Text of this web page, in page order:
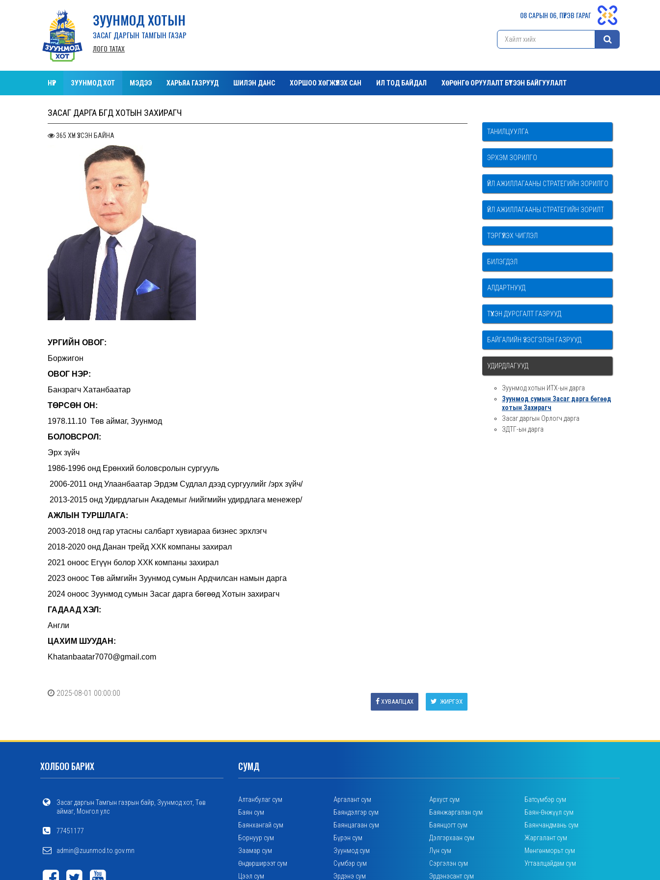
ЗУУНМОД ХОТЫН
ЗАСАГ ДАРГЫН ТАМГЫН ГАЗАР
ЛОГО ТАТАХ
08 САРЫН 06, ПҮРЭВ ГАРАГ
НҮҮР ЗУУНМОД ХОТ МЭДЭЭ ХАРЬЯА ГАЗРУУД ШИЛЭН ДАНС ХОРШОО ХӨГЖҮҮЛЭХ САН ИЛ ТОД БАЙДАЛ ХӨРӨНГӨ ОРУУЛАЛТ БҮТЭЭН БАЙГУУЛАЛТ
ЗАСАГ ДАРГА БӨГӨӨД ХОТЫН ЗАХИРАГЧ
365 ХҮН ҮЗСЭН БАЙНА
УРГИЙН ОВОГ:
Боржигон
ОВОГ НЭР:
Банзрагч Хатанбаатар
ТӨРСӨН ОН:
1978.11.10 Төв аймаг, Зуунмод
БОЛОВСРОЛ:
Эрх зүйч
1986-1996 онд Ерөнхий боловсролын сургууль
2006-2011 онд Улаанбаатар Эрдэм Судлал дээд сургуулийг /эрх зүйч/
2013-2015 онд Удирдлагын Академыг /нийгмийн удирдлага менежер/
АЖЛЫН ТУРШЛАГА:
2003-2018 онд гар утасны салбарт хувиараа бизнес эрхлэгч
2018-2020 онд Данан трейд ХХК компаны захирал
2021 оноос Егүүн болор ХХК компаны захирал
2023 оноос Төв аймгийн Зуунмод сумын Ардчилсан намын дарга
2024 оноос Зуунмод сумын Засаг дарга бөгөөд Хотын захирагч
ГАДААД ХЭЛ:
Англи
ЦАХИМ ШУУДАН:
Khatanbaatar7070@gmail.com
2025-08-01 00:00:00
ЖИРГЭХ
ХУВААЛЦАХ
ТАНИЛЦУУЛГА
ЭРХЭМ ЗОРИЛГО
ҮЙЛ АЖИЛЛАГААНЫ СТРАТЕГИЙН ЗОРИЛГО
ҮЙЛ АЖИЛЛАГААНЫ СТРАТЕГИЙН ЗОРИЛТ
ТЭРГҮҮЛЭХ ЧИГЛЭЛ
БИЛЭГДЭЛ
АЛДАРТНУУД
ТҮҮХЭН ДУРСГАЛТ ГАЗРУУД
БАЙГАЛИЙН ҮЗЭСГЭЛЭН ГАЗРУУД
УДИРДЛАГУУД
Зуунмод хотын ИТХ-ын дарга
Зуунмод сумын Засаг дарга бөгөөд
хотын Захирагч
Засаг даргын Орлогч дарга
ЗДТГ-ын дарга
ХОЛБОО БАРИХ
Засаг даргын Тамгын газрын байр, Зуунмод хот, Төв
аймаг, Монгол улс
77451177
admin@zuunmod.to.gov.mn
СУМД
Алтанбулаг сум Аргалант сум Архуст сум
Батсүмбэр сум
Баян сум
Баяндэлгэр сум Баянжаргалан сум
Баян-Өнжүүл сум
Баянхангай сум
Баянцагаан сум Баянцогт сум
Баянчандмань сум
Борнуур сум
Бүрэн сум Дэлгэрхаан сум
Жаргалант сум
Заамар сум
Зуунмод сум Лүн сум
Мөнгөнморьт сум
Өндөрширээт сум
Сүмбэр сум Сэргэлэн сум
Угтаалцайдам сум
Цээл сум
Эрдэнэ сум Эрдэнэсант сум